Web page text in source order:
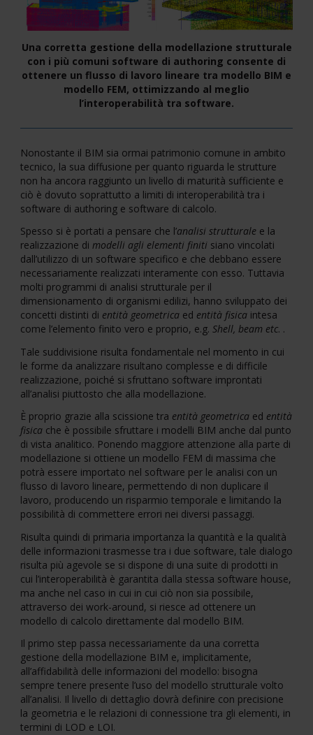
Una corretta gestione della modellazione strutturale
con i più comuni software di authoring consente di
ottenere un flusso di lavoro lineare tra modello BIM e
modello FEM, ottimizzando al meglio
l’interoperabilità tra software.
Nonostante il BIM sia ormai patrimonio comune in ambito
tecnico, la sua diffusione per quanto riguarda le strutture
non ha ancora raggiunto un livello di maturità sufficiente e
ciò è dovuto soprattutto a limiti di interoperabilità tra i
software di authoring e software di calcolo.
Spesso si è portati a pensare che l’analisi strutturale e la
realizzazione di modelli agli elementi finiti siano vincolati
dall’utilizzo di un software specifico e che debbano essere
necessariamente realizzati interamente con esso. Tuttavia
molti programmi di analisi strutturale per il
dimensionamento di organismi edilizi, hanno sviluppato dei
concetti distinti di entità geometrica ed entità fisica intesa
come l’elemento finito vero e proprio, e.g. Shell, beam etc. .
Tale suddivisione risulta fondamentale nel momento in cui
le forme da analizzare risultano complesse e di difficile
realizzazione, poiché si sfruttano software improntati
all’analisi piuttosto che alla modellazione.
È proprio grazie alla scissione tra entità geometrica ed entità
fisica che è possibile sfruttare i modelli BIM anche dal punto
di vista analitico. Ponendo maggiore attenzione alla parte di
modellazione si ottiene un modello FEM di massima che
potrà essere importato nel software per le analisi con un
flusso di lavoro lineare, permettendo di non duplicare il
lavoro, producendo un risparmio temporale e limitando la
possibilità di commettere errori nei diversi passaggi.
Risulta quindi di primaria importanza la quantità e la qualità
delle informazioni trasmesse tra i due software, tale dialogo
risulta più agevole se si dispone di una suite di prodotti in
cui l’interoperabilità è garantita dalla stessa software house,
ma anche nel caso in cui in cui ciò non sia possibile,
attraverso dei work-around, si riesce ad ottenere un
modello di calcolo direttamente dal modello BIM.
Il primo step passa necessariamente da una corretta
gestione della modellazione BIM e, implicitamente,
all’affidabilità delle informazioni del modello: bisogna
sempre tenere presente l’uso del modello strutturale volto
all’analisi. Il livello di dettaglio dovrà definire con precisione
la geometria e le relazioni di connessione tra gli elementi, in
termini di LOD e LOI.